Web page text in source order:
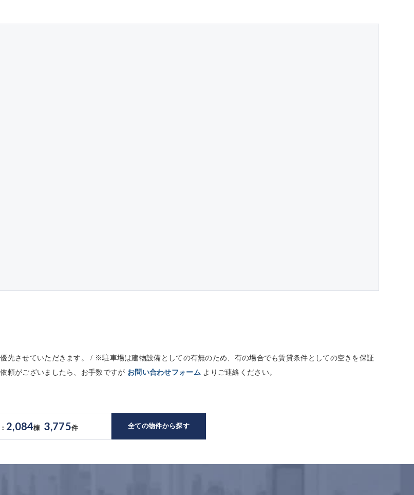
させていただきます。 / ※駐車場は建物設備としての有無のため、有の場合でも賃貸条件としての空きを保証
頼がございましたら、お手数ですが お問い合わせフォーム よりご連絡ください。
2,084棟 3,775件 全ての物件から探す